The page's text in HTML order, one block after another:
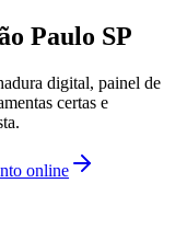
Paulo SP
digital, painel de
certas e
online